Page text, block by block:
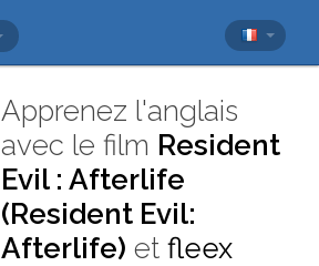
Apprenez l'anglais
avec le film Resident
Evil : Afterlife
(Resident Evil:
Afterlife) etfleex